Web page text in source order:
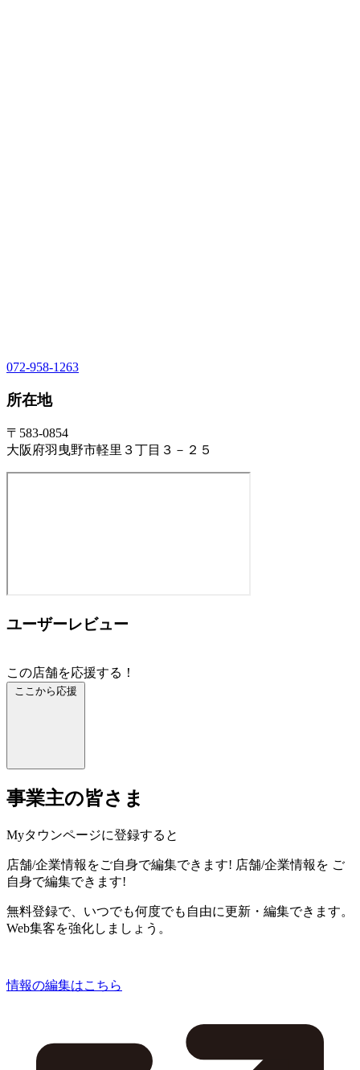
072-958-1263
所在地
〒583-0854
大阪府羽曳野市軽里３丁目３－２５
ユーザーレビュー
この店舗を応援する！
ここから応援
事業主の皆さま
Myタウンページに登録すると
店舗/企業情報をご自身で編集できます! 店舗/企業情報を ご
自身で編集できます!
無料登録で、いつでも何度でも自由に更新・編集できます。
Web集客を強化しましょう。
情報の編集はこちら